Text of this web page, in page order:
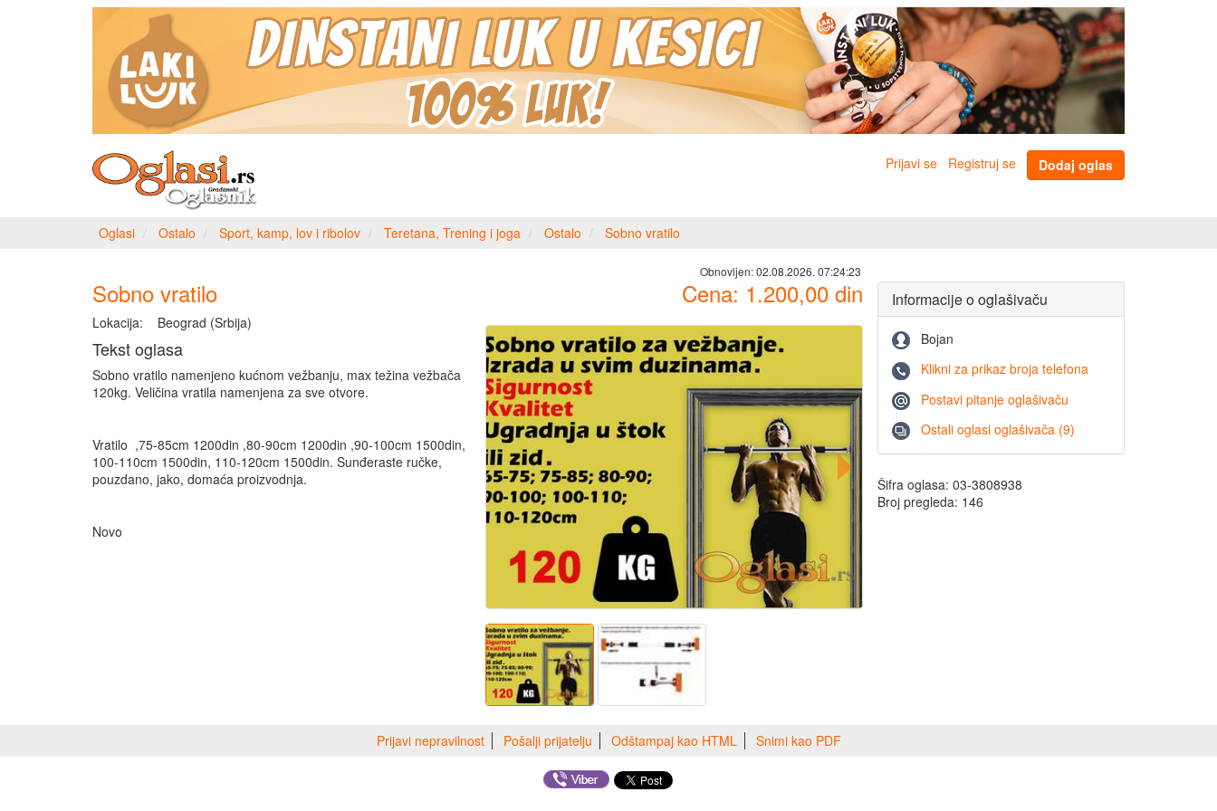
Prijavi se Registruj se Dodaj oglas
Oglasi Ostalo Sport, kamp, lov i ribolov Teretana, Trening i joga Ostalo Sobno vratilo
Sobno vratilo
Lokacija: Beograd (Srbija)
Tekst oglasa
Sobno vratilo namenjeno kućnom vežbanju, max težina vežbača
120kg. Veličina vratila namenjena za sve otvore.
Vratilo ,75-85cm 1200din ,80-90cm 1200din ,90-100cm 1500din,
100-110cm 1500din, 110-120cm 1500din. Sunđeraste ručke,
pouzdano, jako, domaća proizvodnja.
Novo
Obnovljen:02.08.2026. 07:24:23
Cena: 1.200,00 din Informacije o oglašivaču
Bojan
Klikni za prikaz broja telefona
Postavi pitanje oglašivaču
Ostali oglasi oglašivača (9)
Šifra oglasa: 03-3808938
Broj pregleda: 146
Prijavi nepravilnost Pošalji prijatelju Odštampaj kao HTML Snimi kao PDF